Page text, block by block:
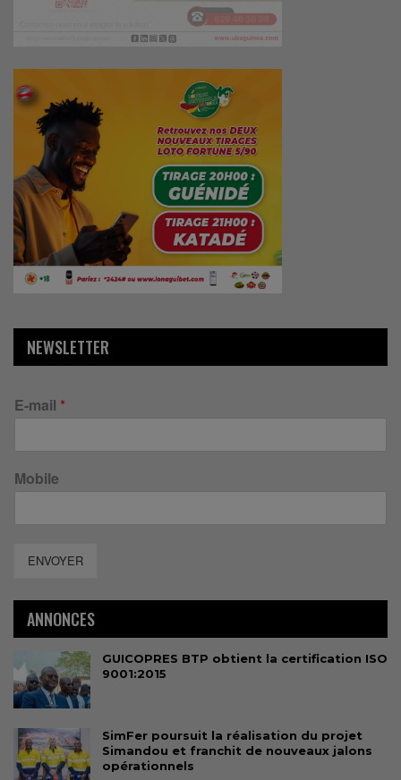
NEWSLETTER
E-mail *
Mobile
ENVOYER
ANNONCES
GUICOPRES BTP obtient la certification ISO
9001:2015
SimFer poursuit la réalisation du projet
Simandou et franchit de nouveaux jalons
opérationnels